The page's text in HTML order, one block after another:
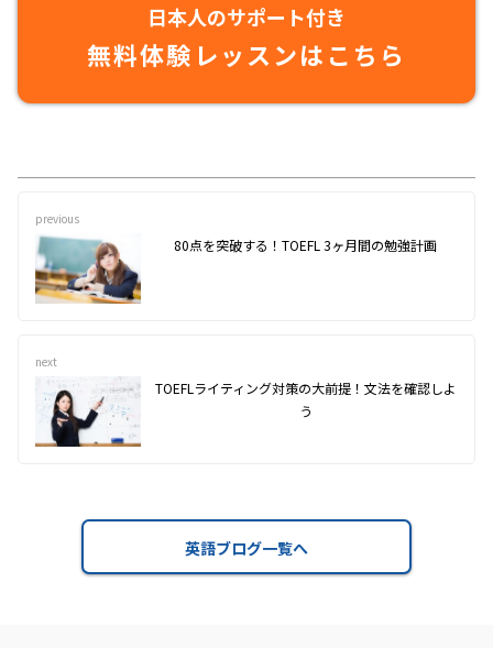
日本人のサポート付き
無料体験レッスンはこちら
previous
80点を突破する！TOEFL 3ヶ月間の勉強計画
next
TOEFLライティング対策の大前提！文法を確認しよ
う
英語ブログ一覧へ